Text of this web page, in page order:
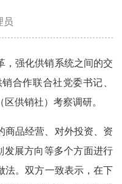
员
，强化供销系统之间的交
合作联合社党委书记、
供销社）考察调研。
商品经营、对外投资、资
发展方向等多个方面进行
法。双方一致表示，在下